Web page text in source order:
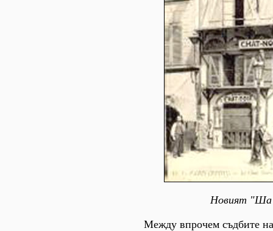
Новият "Ша
Между впрочем съдбите